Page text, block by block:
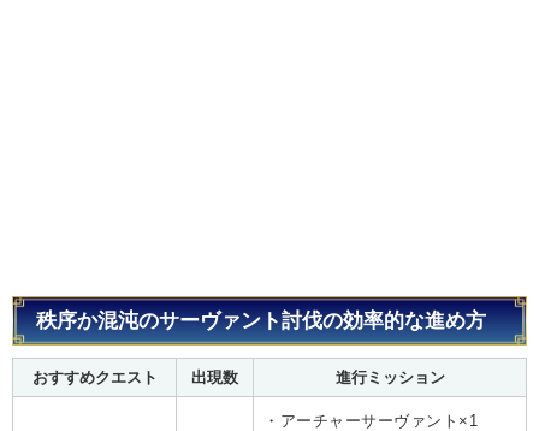
秩序か混沌のサーヴァント討伐の効率的な進め方
おすすめクエスト 出現数 進行ミッション
・アーチャーサーヴァント×1